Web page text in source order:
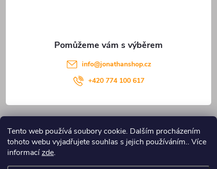
Tento web používá soubory cookie. Dalším procházením
tohoto webu vyjadřujete souhlas s jejich používáním.. Více
informacízde.
info@jonathanshop.cz
+420 774 100 617
Blog JONATHANshop.cz